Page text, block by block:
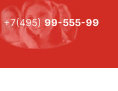
+7(495) 99-555-99